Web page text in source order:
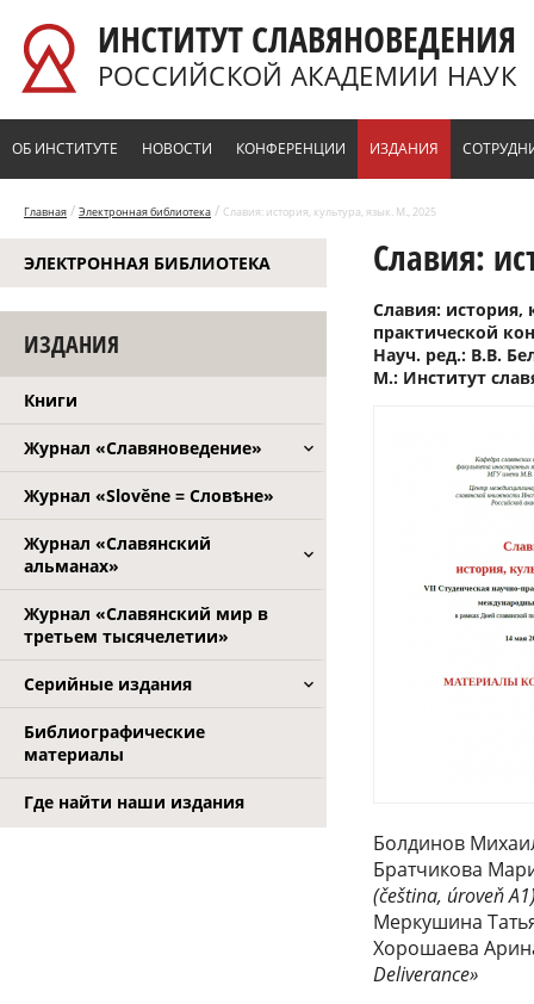
ИНСТИТУТ СЛАВЯНОВЕДЕНИЯ
РОССИЙСКОЙ АКАДЕМИИ НАУК
ОБ ИНСТИТУТЕ НОВОСТИ КОНФЕРЕНЦИИ ИЗДАНИЯ
Главная / Электронная библиотека / Славия: история, культура, язык. М., 2025
ЭЛЕКТРОННАЯ БИБЛИОТЕКА
ИЗДАНИЯ
Книги
Журнал «Славяноведение»
Журнал «Slověne = Словѣне»
Журнал «Славянский
альманах»
Журнал «Славянский мир в
третьем тысячелетии»
Серийные издания
Библиографические
материалы
Где найти наши издания
Славия:
Славия: история,
практической
Науч. ред.: В.В.
М.: Институт
Болдинов
Братчикова
(čeština, úroveň
Меркушина
Хорошаева
Deliverance»